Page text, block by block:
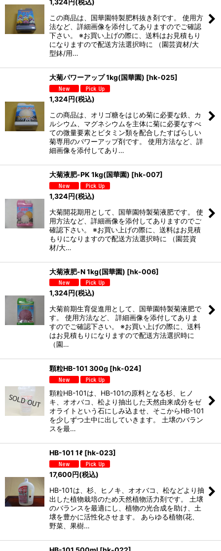
1,324 円(税込)
この商品は、国華園特製肥料抜き剤です。 使用方
法など、詳細画像を添付してありますのでご確認
下さい。 ※お買い上げの際に、送料はお見積もり
になりますので配送方法選択時に （園芸資材/大
型鉢/用…
大菊パワーアップ 1kg(国華園) [hk-025]
1,324円(税込)
この商品は、オリゴ糖をはじめ菊に必要な鉄、カ
ルシウム、マグネシウムを主体に菊に必要なすべ
ての微量要素とビタミン類を配合したすばらしい
菊専用のパワーアップ剤です。 使用方法など、詳
細画像を添付してあり…
大菊液肥-PK 1kg(国華園) [hk-007]
1,324円(税込)
大菊開花期用として、国華園特製菊液肥です。 使
用方法など、詳細画像を添付してありますのでご
確認下さい。 ※お買い上げの際に、送料はお見積
もりになりますので配送方法選択時に （園芸資
材/大…
大菊液肥-N 1kg(国華園) [hk-006]
1,324円(税込)
大菊前期生育促進用として、国華園特製菊液肥で
す。 使用方法など、 詳細画像を添付してありま
すのでご確認下さい。 ※お買い上げの際に、送料
はお見積もりになりますので配送方法選択時に
（園…
顆粒HB-101 300g [hk-024]
顆粒HB-101は、HB-101の原料となる杉、ヒノ
キ、オオバコ、松より抽出した天然由来成分をゼ
オライトという石にしみ込ませ、そこからHB-101
を少しずつ土中に出していきます。 土壌のバラン
スを最…
HB-101 1ℓ [hk-023]
17,600円(税込)
HB-101は、杉、ヒノキ、オオバコ、松などより抽
出した植物栽培のため天然植物活力剤です。 土壌
のバランスを最適にし、植物の光合成を助け、土
壌を豊かに活性化させます。 あらゆる植物(花、
野菜、果樹…